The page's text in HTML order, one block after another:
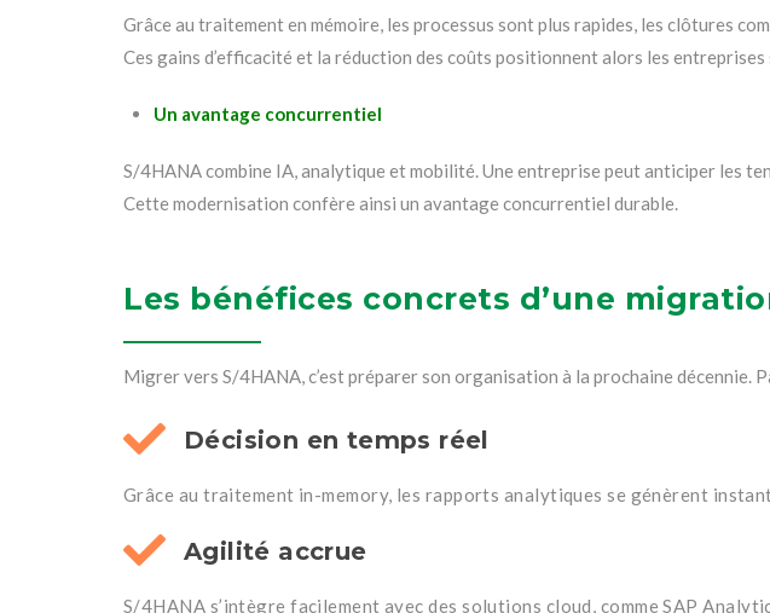
Grâce au traitement en mémoire, les processus sont plus rapides, les clôtures
Ces gains d’efficacité et la réduction des coûts positionnent alors les
Un avantage concurrentiel
S/4HANA combine IA, analytique et mobilité. Une entreprise peut anticiper les
Cette modernisation confère ainsi un avantage concurrentiel durable.
Les bénéfices concrets d’une
Migrer vers S/4HANA, c’est préparer son organisation à la prochaine décennie.
Décision en temps réel
Grâce au traitement in-memory, les rapports analytiques se génèrent
Agilité accrue
S/4HANA s’intègre facilement avec des solutions cloud, comme SAP